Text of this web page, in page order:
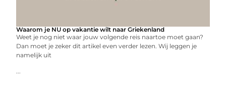
Waarom je NU op vakantie wilt naar Griekenland
Weet je nog niet waar jouw volgende reis naartoe moet gaan?
Dan moet je zeker dit artikel even verder lezen. Wij leggen je
namelijk uit
...